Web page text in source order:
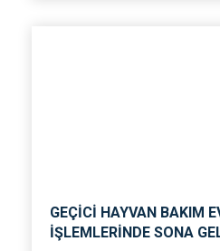
GEÇİCİ HAYVAN BAKIM
İŞLEMLERİNDE SONA